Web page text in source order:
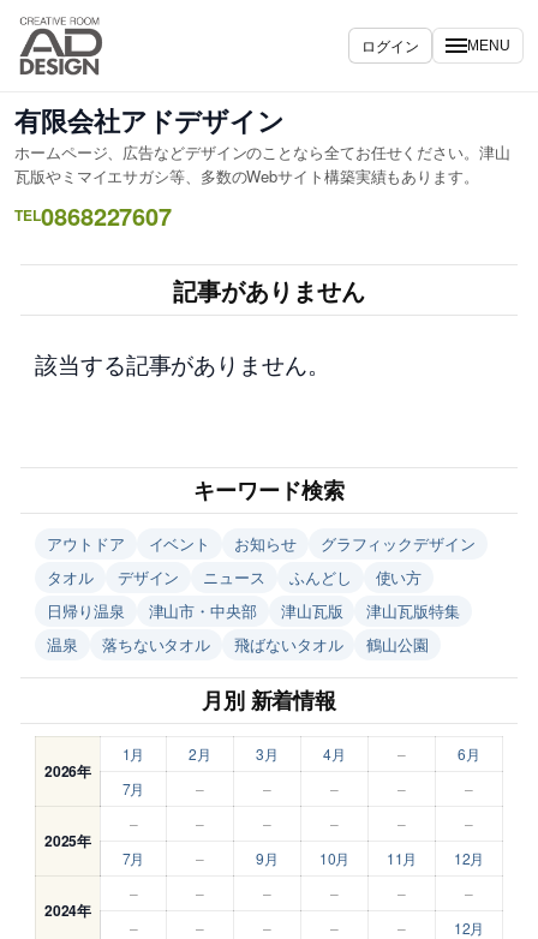
内
を
キ
ッ
プ
ログイン MENU
有限会社アドデザイン
ホームページ、広告などデザインのことなら全てお任せください。津山
瓦版やミマイエサガシ等、多数のWebサイト構築実績もあります。
TEL0868227607
記事がありません
該当する記事がありません。
キーワード検索
アウトドア イベント お知らせ
グラフィックデザイン
タオル
デザイン ニュース ふんどし
使い方
日帰り温泉
津山市・中央部 津山瓦版
津山瓦版特集
温泉
落ちないタオル 飛ばないタオル 鶴山公園
月別 新着情報
2026年
1月 2月 3月 4月 –
6月
7月
– – – – –
2025年
– – – – –
–
7月
– 9月 10月 11月 12月
2024年
– – – – –
–
–
– – – – 12月